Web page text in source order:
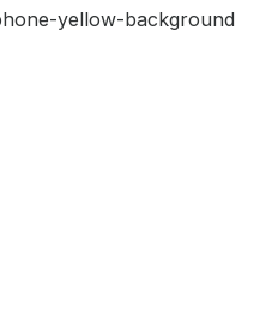
2.250 kg